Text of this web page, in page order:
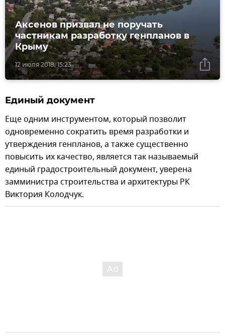
12 июля 2018, 15:23
Аксенов призвал не поручать
частникам разработку генпланов в
Крыму
Единый документ
Еще одним инструментом, который позволит
одновременно сократить время разработки и
утверждения генпланов, а также существенно
повысить их качество, является так называемый
единый градостроительный документ, уверена
замминистра строительства и архитектуры РК
Виктория Колодчук.